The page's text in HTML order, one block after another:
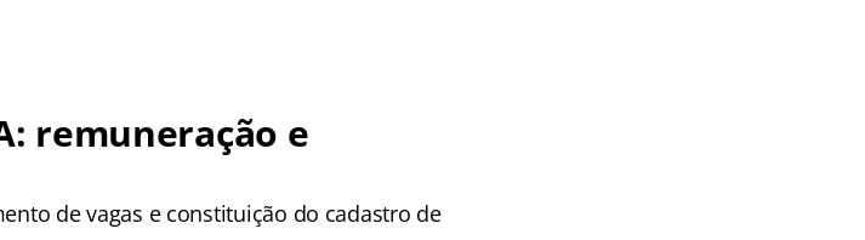
remuneração e
de vagas e constituição do cadastro de